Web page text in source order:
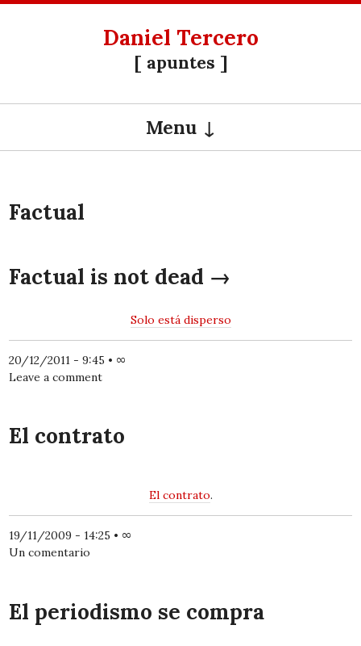
Daniel Tercero
[ apuntes ]
Menu
Factual
Factual is not dead
Solo está disperso
20/12/2011 - 9:45 • ∞
Leave a comment
El contrato
El contrato.
19/11/2009 - 14:25 • ∞
Un comentario
El periodismo se compra